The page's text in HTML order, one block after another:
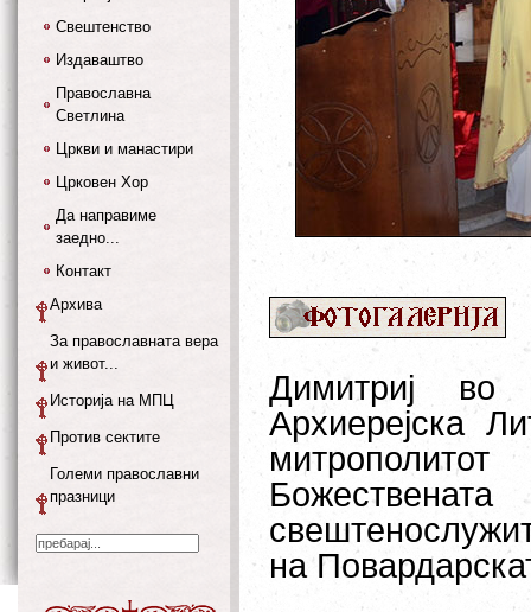
Димитриј во
Архиерејска
на
Свештенство
Издаваштво
Православна
Светлина
Цркви и манастири
Црковен Хор
Да направиме
заедно...
Контакт
Архива
За православната вера
и живот...
Историја на МПЦ
Против сектите
Големи православни
празници